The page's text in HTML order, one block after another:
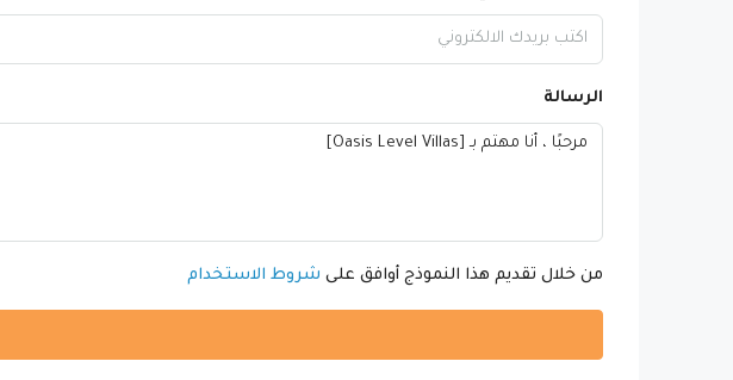
الرسالة
من خلال تقديم هذا النموذج أوافق على شروط الاستخدام